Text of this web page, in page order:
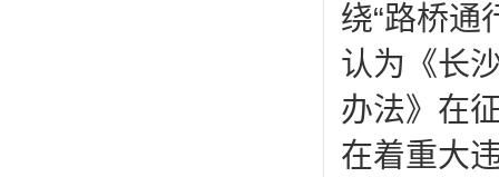
绕“路桥通
认为《长
办法》在
在着重大